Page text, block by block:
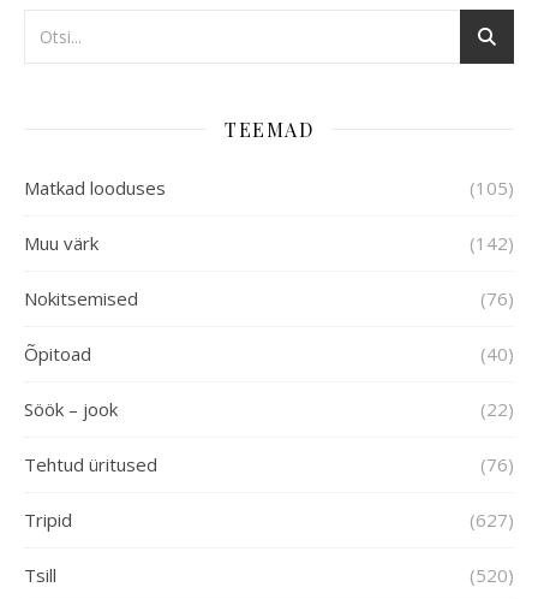
TEEMAD
Matkad looduses (105)
Muu värk (142)
Nokitsemised (76)
Õpitoad (40)
Söök – jook (22)
Tehtud üritused (76)
Tripid (627)
Tsill (520)